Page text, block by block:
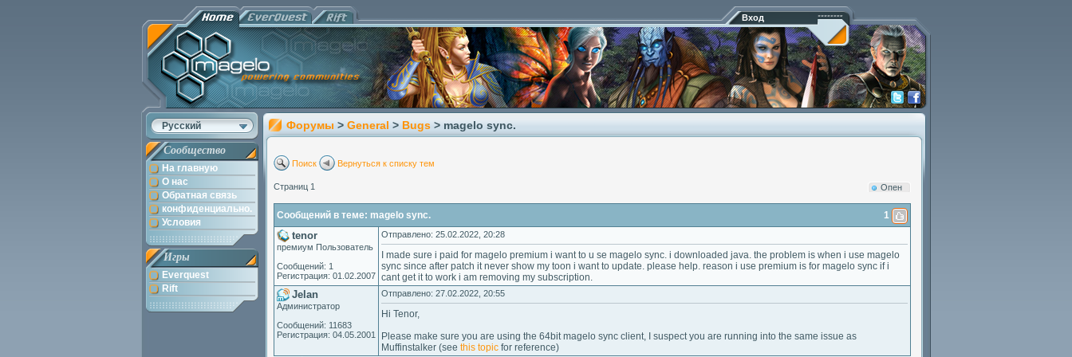
Вход
Русский
Сообщество
На главную
О нас
Обратная связь
конфиденциально.
Условия
Игры
Everquest
Rift
Форумы > General > Bugs > magelo sync.
Поиск Вернуться к списку тем
Страниц 1 Опен
Сообщений в теме: magelo sync. 1
tenor
премиум Пользователь
Сообщений: 1
Регистрация: 01.02.2007
Отправлено: 25.02.2022, 20:28
I made sure i paid for magelo premium i want to u se magelo sync. i downloaded java. the problem is when i use magelo
sync since after patch it never show my toon i want to update. please help. reason i use premium is for magelo sync if i
cant get it to work i am removing my subscription.
Jelan
Администратор
Сообщений: 11683
Регистрация: 04.05.2001
Отправлено: 27.02.2022, 20:55
Hi Tenor,
Please make sure you are using the 64bit magelo sync client, I suspect you are running into the same issue as
Muffinstalker (see this topic for reference)